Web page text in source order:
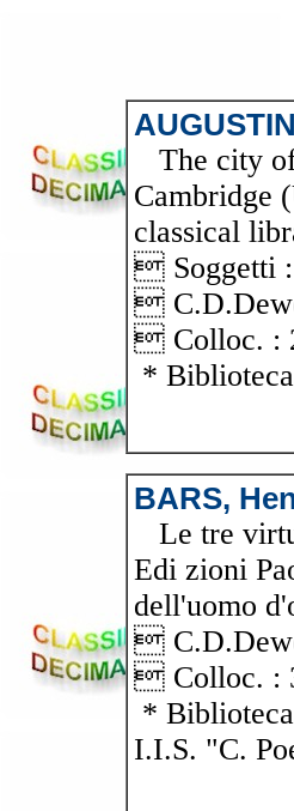
The city of
Cambridge
classical
 Soggetti

 Colloc. :
*
BARS,
Le tre
Edi zioni
dell'uomo

 Colloc. :
*
I.I.S. "C.